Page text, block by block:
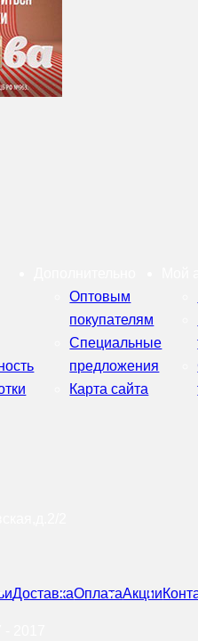
Оптовым
покупателям
Специальные
предложения
Карта сайта
ДоставкаОплатаАкции